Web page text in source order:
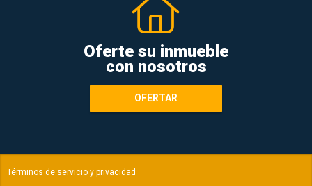
Oferte su inmueble
con nosotros
OFERTAR
Términos de servicio y privacidad